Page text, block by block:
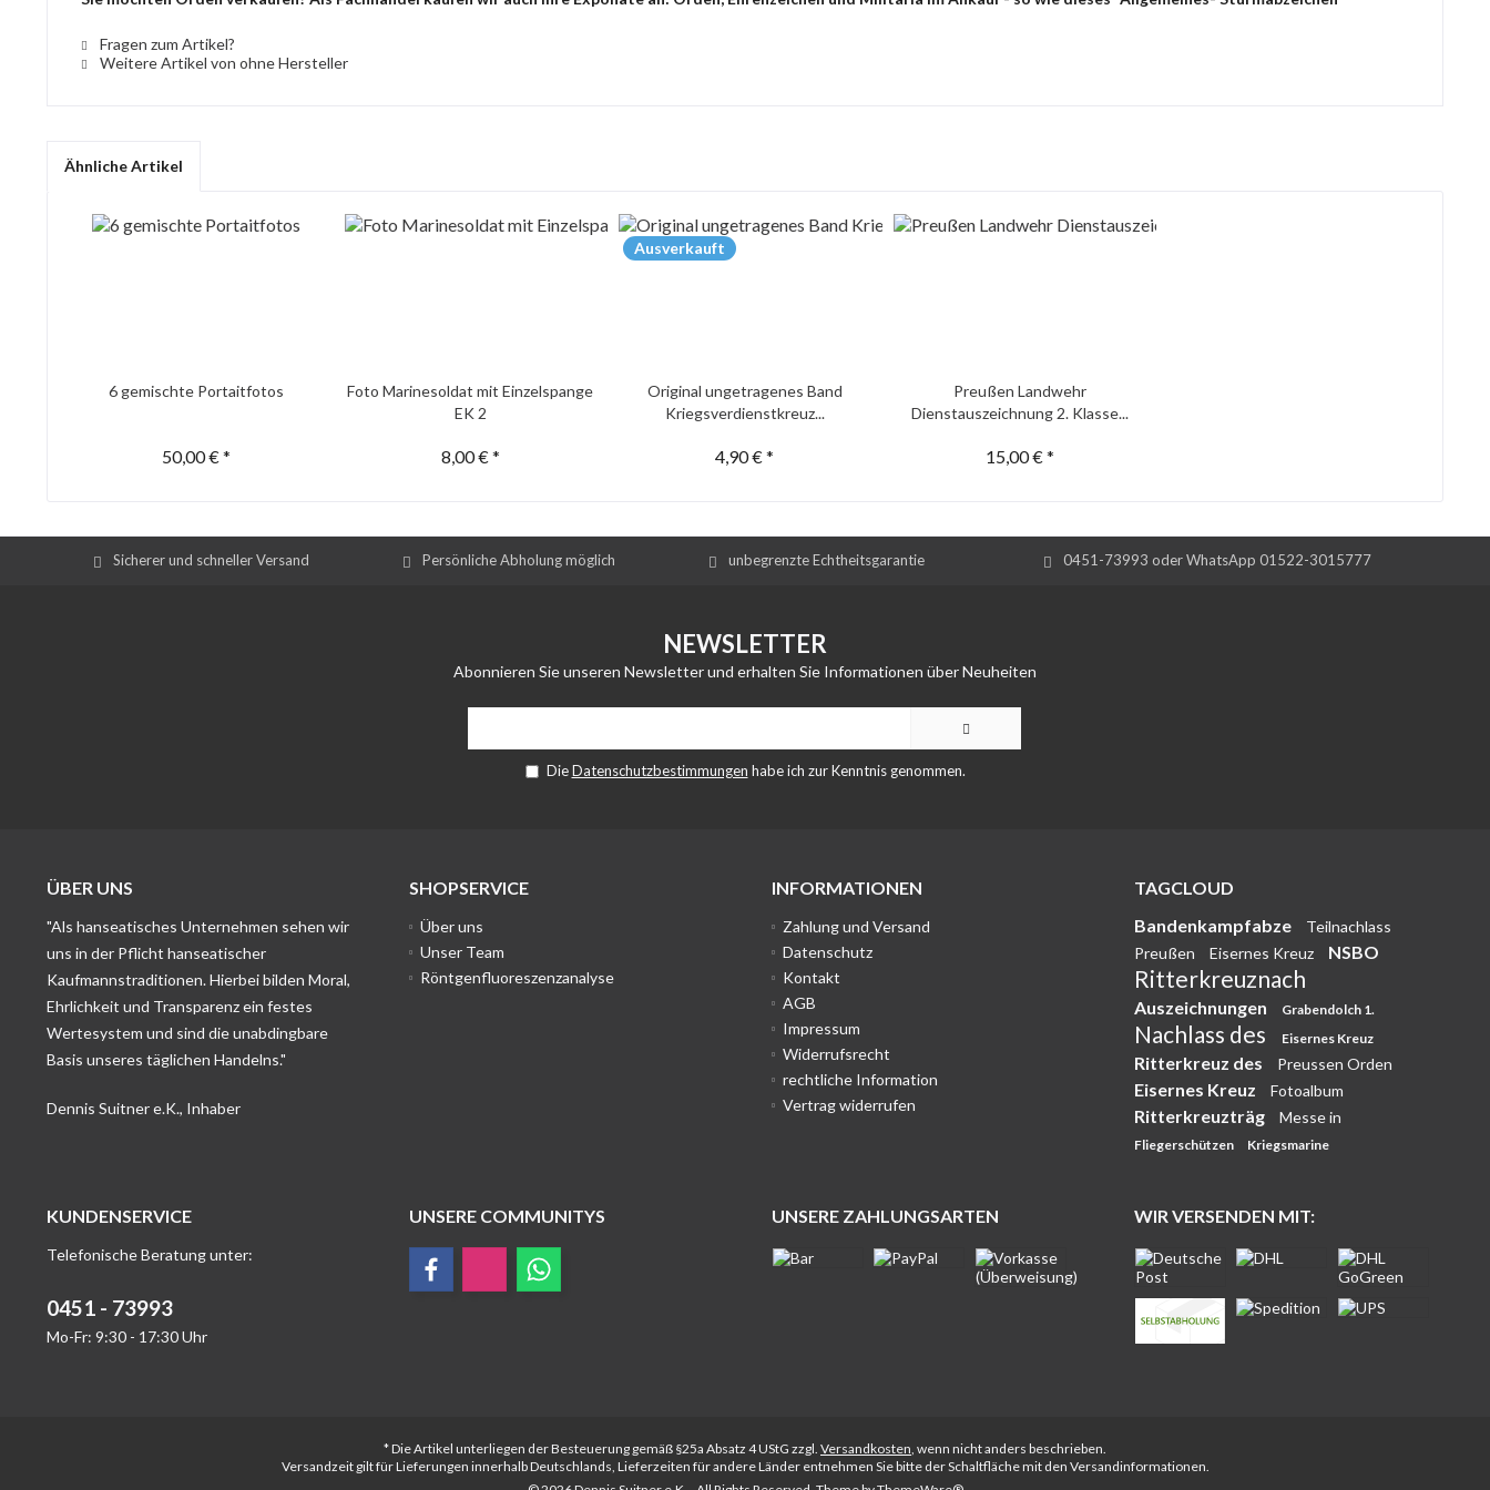
Fragen zum Artikel?
Weitere Artikel von ohne Hersteller
Ähnliche Artikel
6 gemischte Portaitfotos
50,00 € *
Foto Marinesoldat mit Einzelspange
EK 2
8,00 € *
Ausverkauft
Original ungetragenes Band
Kriegsverdienstkreuz...
4,90 € *
Preußen Landwehr
Dienstauszeichnung 2. Klasse...
15,00 € *
Sicherer und schneller Versand Persönliche Abholung möglich unbegrenzte Echtheitsgarantie 0451-73993 oder WhatsApp 01522-3015777
NEWSLETTER
Abonnieren Sie unseren Newsletter und erhalten Sie Informationen über Neuheiten
DieDatenschutzbestimmungen habe ich zur Kenntnis genommen.
ÜBER UNS
"Als hanseatisches Unternehmen sehen wir
uns in der Pflicht hanseatischer
Kaufmannstraditionen. Hierbei bilden Moral,
Ehrlichkeit und Transparenz ein festes
Wertesystem und sind die unabdingbare
Basis unseres täglichen Handelns."
Dennis Suitner e.K., Inhaber
SHOPSERVICE
Über uns
Unser Team
Röntgenfluoreszenzanalyse
INFORMATIONEN
Zahlung und Versand
Datenschutz
Kontakt
AGB
Impressum
Widerrufsrecht
rechtliche Information
Vertrag widerrufen
TAGCLOUD
Bandenkampfabze
Teilnachlass
Preußen
Eisernes Kreuz NSBO
Ritterkreuznach
Auszeichnungen Grabendolch 1.
Nachlass des Eisernes Kreuz
Ritterkreuz des Preussen Orden
Eisernes Kreuz Fotoalbum
Ritterkreuzträg Messe in
Fliegerschützen Kriegsmarine
KUNDENSERVICE
Telefonische Beratung unter:
0451 - 73993
Mo-Fr: 9:30 - 17:30 Uhr
UNSERE COMMUNITYS UNSERE ZAHLUNGSARTEN WIR VERSENDEN MIT:
* Die Artikel unterliegen der Besteuerung gemäß §25a Absatz 4 UStG zzgl. Versandkosten, wenn nicht anders beschrieben.
Versandzeit gilt für Lieferungen innerhalb Deutschlands, Lieferzeiten für andere Länder entnehmen Sie bitte der Schaltfläche mit den Versandinformationen.